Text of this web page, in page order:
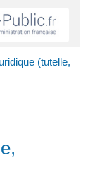
(tutelle,